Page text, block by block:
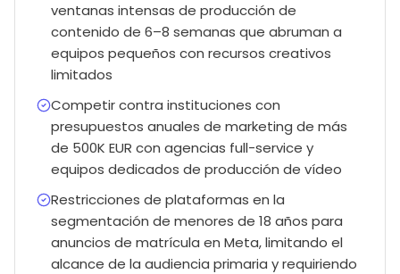
ventanas intensas de producción de
contenido de 6–8 semanas que abruman a
equipos pequeños con recursos creativos
limitados
Competir contra instituciones con
presupuestos anuales de marketing de más
de 500K EUR con agencias full-service y
equipos dedicados de producción de vídeo
Restricciones de plataformas en la
segmentación de menores de 18 años para
anuncios de matrícula en Meta, limitando el
alcance de la audiencia primaria y requiriendo